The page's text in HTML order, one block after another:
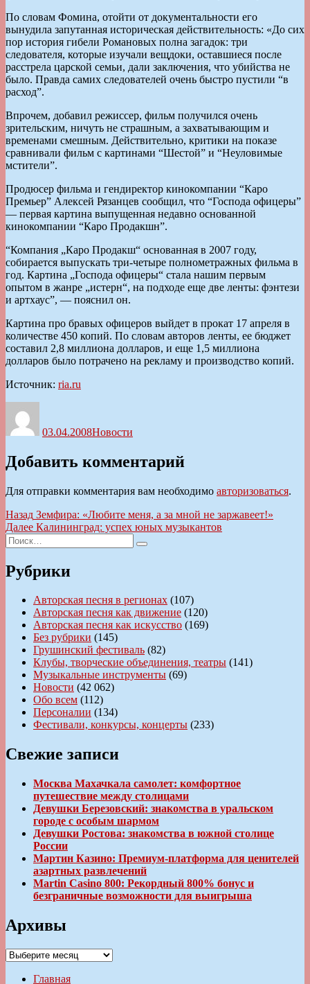
По словам Фомина, отойти от документальности его
вынудила запутанная историческая действительность: «До сих
пор история гибели Романовых полна загадок: три
следователя, которые изучали вещдоки, оставшиеся после
расстрела царской семьи, дали заключения, что убийства не
было. Правда самих следователей очень быстро пустили “в
расход”.
Впрочем, добавил режиссер, фильм получился очень
зрительским, ничуть не страшным, а захватывающим и
временами смешным. Действительно, критики на показе
сравнивали фильм с картинами “Шестой” и “Неуловимые
мстители”.
Продюсер фильма и гендиректор кинокомпании “Каро
Премьер” Алексей Рязанцев сообщил, что “Господа офицеры”
— первая картина выпущенная недавно основанной
кинокомпании “Каро Продакшн”.
“Компания „Каро Продакш“ основанная в 2007 году,
собирается выпускать три-четыре полнометражных фильма в
год. Картина „Господа офицеры“ стала нашим первым
опытом в жанре „истерн“, на подходе еще две ленты: фэнтези
и артхаус”, — пояснил он.
Картина про бравых офицеров выйдет в прокат 17 апреля в
количестве 450 копий. По словам авторов ленты, ее бюджет
составил 2,8 миллиона долларов, и еще 1,5 миллиона
долларов было потрачено на рекламу и производство копий.
Источник: ria.ru
03.04.2008Новости
Добавить комментарий
Для отправки комментария вам необходимо авторизоваться.
Навигация
по
записям
Назад Предыдущая
запись:
Земфира: «Любите меня, а за мной не заржавеет!»
Далее Следующая
Калининград: успех юных музыкантов
Искать:
Поиск
Рубрики
Авторская песня в регионах (107)
Авторская песня как движение (120)
Авторская песня как искусство (169)
Без рубрики (145)
Грушинский фестиваль (82)
Клубы, творческие объединения, театры (141)
Музыкальные инструменты (69)
Новости (42 062)
Обо всем (112)
Персоналии (134)
Фестивали, конкурсы, концерты (233)
Свежие записи
Москва Махачкала самолет: комфортное
путешествие между столицами
Девушки Березовский: знакомства в уральском
городе с особым шармом
Девушки Ростова: знакомства в южной столице
России
Мартин Казино: Премиум-платформа для ценителей
азартных развлечений
Martin Casino 800: Рекордный 800% бонус и
безграничные возможности для выигрыша
Архивы
Архивы
Главная